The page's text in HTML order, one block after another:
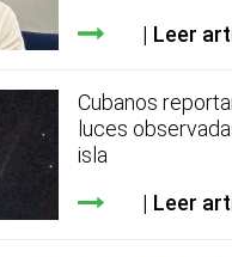
Leer
Cubanos
luces
isla
Leer